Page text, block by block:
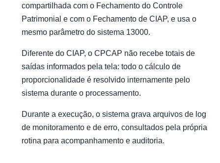
compartilhada com o Fechamento do Controle
Patrimonial e com o Fechamento de CIAP, e usa o
mesmo parâmetro do sistema 13000.
Diferente do CIAP, o CPCAP não recebe totais de
saídas informados pela tela: todo o cálculo de
proporcionalidade é resolvido internamente pelo
sistema durante o processamento.
Durante a execução, o sistema grava arquivos de log
de monitoramento e de erro, consultados pela própria
rotina para acompanhamento e auditoria.